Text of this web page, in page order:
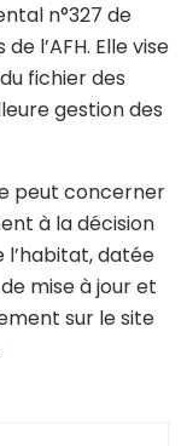
n°327 de
l’AFH. Elle vise
fichier des
gestion des
peut concerner
à la décision
l’habitat, datée
mise à jour et
sur le site